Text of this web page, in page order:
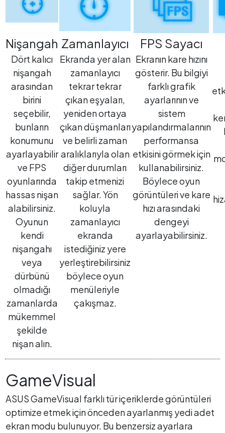
Nişangah
Dört kalıcı
nişangah
arasından
birini
seçebilir,
bunların
konumunu
ayarlayabilir
ve FPS
oyunlarında
hassas nişan
alabilirsiniz.
Oyunun
kendi
nişangahı
veya
dürbünü
olmadığı
zamanlarda
mükemmel
şekilde
nişan alın.
Zamanlayıcı
Ekranda yer alan
zamanlayıcı
tekrar tekrar
çıkan eşyaları,
yeniden ortaya
çıkan düşmanları
ve belirli zaman
aralıklarıyla olan
diğer durumları
takip etmenizi
sağlar. Yön
koluyla
zamanlayıcı
ekranda
istediğiniz yere
yerleştirebilirsiniz
böylece oyun
menüleriyle
çakışmaz.
FPS Sayacı
Ekranın kare hızını
gösterir. Bu bilgiyi
farklı grafik
ayarlarının ve
sistem
yapılandırmalarının
performansa
etkisini görmek için
kullanabilirsiniz.
Böylece oyun
görüntüleri ve kare
hızı arasındaki
dengeyi
ayarlayabilirsiniz.
GameVisual
ASUS GameVisual farklı tür içeriklerde görüntüleri
optimize etmek için önceden ayarlanmış yedi adet
ekran modu bulunuyor. Bu benzersiz ayarlara